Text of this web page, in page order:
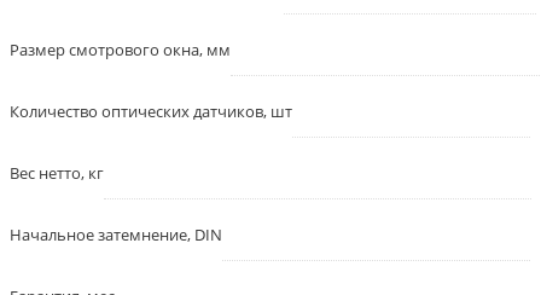
Размер смотрового окна, мм
Количество оптических датчиков, шт
Вес нетто, кг
Начальное затемнение, DIN